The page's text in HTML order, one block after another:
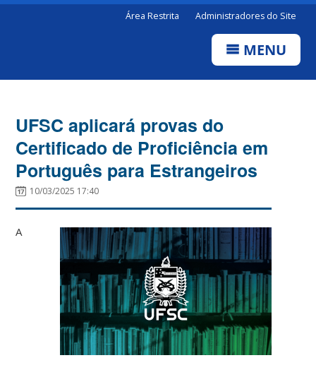
Área Restrita Administradores do Site
MENU
UFSC aplicará provas do
Certificado de Proficiência em
Português para Estrangeiros
10/03/2025 17:40
A